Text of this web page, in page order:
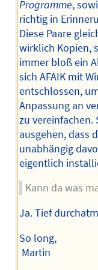
Programme,
richtig in
Diese Paare
wirklich Kopien,
immer bloß ein
sich AFAIK mit
entschlossen,
Anpassung an
zu vereinfachen.
ausgehen, dass
unabhängig
eigentlich
Kann da was
Ja. Tief
So long,
Martin